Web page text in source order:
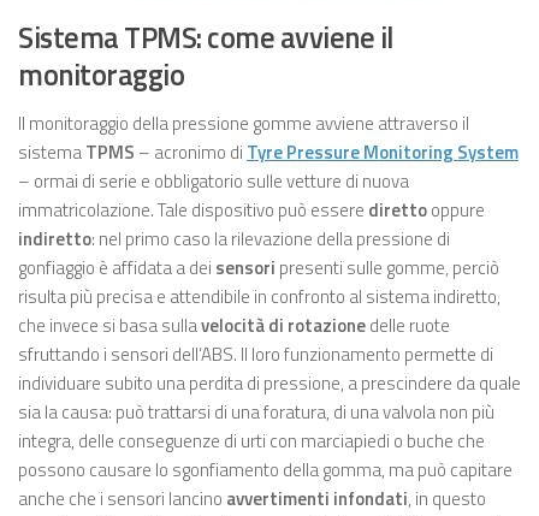
Sistema TPMS: come avviene il
monitoraggio
Il monitoraggio della pressione gomme avviene attraverso il
sistemaTPMS – acronimo di Tyre Pressure Monitoring System
– ormai di serie e obbligatorio sulle vetture di nuova
immatricolazione. Tale dispositivo può essere direttooppure
indiretto: nel primo caso la rilevazione della pressione di
gonfiaggio è affidata a dei sensori presenti sulle gomme, perciò
risulta più precisa e attendibile in confronto al sistema indiretto,
che invece si basa sullavelocità di rotazionedelle ruote
sfruttando i sensori dell’ABS. Il loro funzionamento permette di
individuare subito una perdita di pressione, a prescindere da quale
sia la causa: può trattarsi di una foratura, di una valvola non più
integra, delle conseguenze di urti con marciapiedi o buche che
possono causare lo sgonfiamento della gomma, ma può capitare
anche che i sensori lancino avvertimenti infondati, in questo